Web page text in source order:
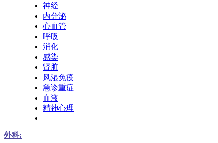
神经
内分泌
心血管
呼吸
消化
感染
肾脏
风湿免疫
急诊重症
血液
精神心理
外科: